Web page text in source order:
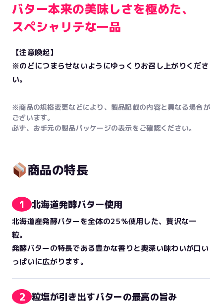
バター本来の美味しさを極めた、
スペシャリテな一品
【注意喚起】
※のどにつまらせないようにゆっくりお召し上がりくださ
い。
※商品の規格変更などにより、製品記載の内容と異なる場合が
ございます。
必ず、お手元の製品パッケージの表示をご確認ください。
商品の特長
1 北海道発酵バター使用
北海道産発酵バターを全体の25％使用した、贅沢な一
粒。
発酵バターの特長である豊かな香りと奥深い味わいが口い
っぱいに広がります。
2 粒塩が引き出すバターの最高の旨み